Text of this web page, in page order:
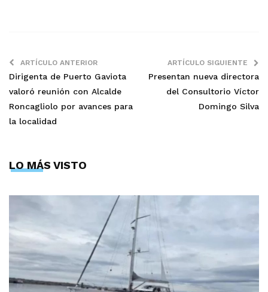
ARTÍCULO ANTERIOR
Dirigenta de Puerto Gaviota
valoró reunión con Alcalde
Roncagliolo por avances para
la localidad
ARTÍCULO SIGUIENTE
Presentan nueva directora
del Consultorio Víctor
Domingo Silva
LO MÁS VISTO